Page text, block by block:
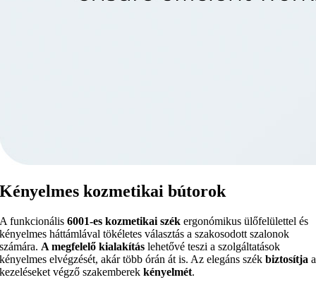
Kényelmes kozmetikai bútorok
A funkcionális6001-es kozmetikai szék ergonómikus ülőfelülettel és
kényelmes háttámlával tökéletes választás a szakosodott szalonok
számára. A megfelelő kialakítás lehetővé teszi a szolgáltatások
kényelmes elvégzését, akár több órán át is. Az elegáns székbiztosítjaa
kezeléseket végző szakemberekkényelmét.